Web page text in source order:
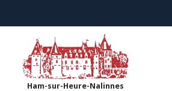
Ham-sur-Heure-Nalinnes